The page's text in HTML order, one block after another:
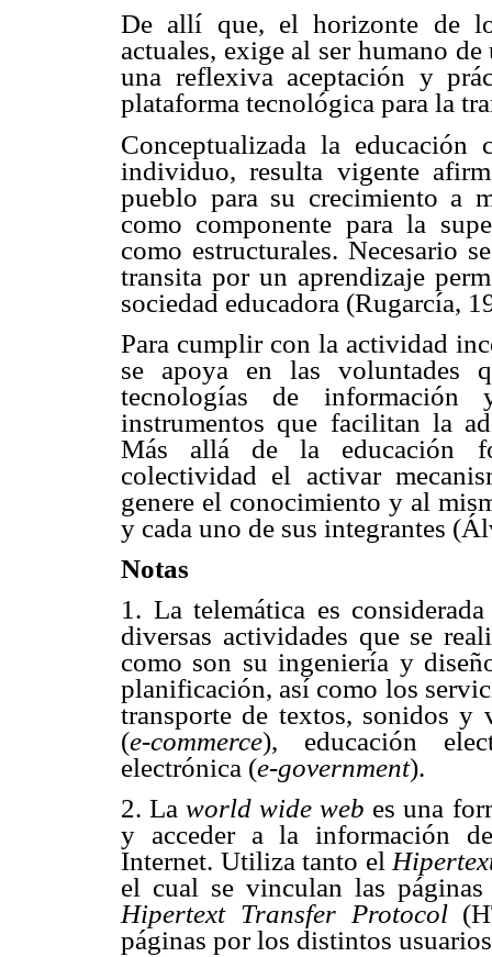
De allí que, el horizonte de
actuales, exige al ser humano
una reflexiva aceptación y
plataforma tecnológica para la
Conceptualizada la
individuo, resulta vigente
pueblo para su crecimiento a
como componente para la
como estructurales. Necesario
transita por un aprendizaje
sociedad educadora (Rugarcía,
Para cumplir con la actividad
se apoya en las voluntades
tecnologías de información
instrumentos que facilitan la
Más allá de la educación
colectividad el activar
genere el conocimiento y al
y cada uno de sus integrantes
Notas
1. La telemática es
diversas actividades que se
como son su ingeniería y
planificación, así como los
transporte de textos, sonidos y
(e-commerce), educación
electrónica (e-government).
2. Laworld wide web es una
y acceder a la información
Internet. Utiliza tanto el
el cual se vinculan las
Hipertext Transfer Protocol
páginas por los distintos